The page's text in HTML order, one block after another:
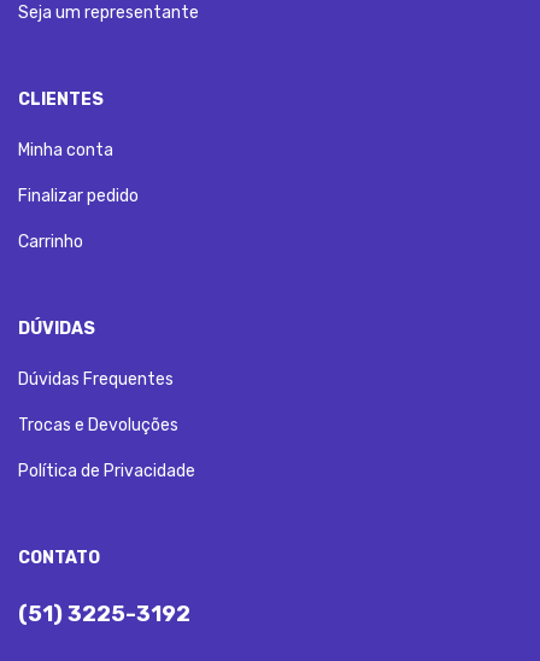
Seja um representante
CLIENTES
Minha conta
Finalizar pedido
Carrinho
DÚVIDAS
Dúvidas Frequentes
Trocas e Devoluções
Política de Privacidade
CONTATO
(51) 3225-3192